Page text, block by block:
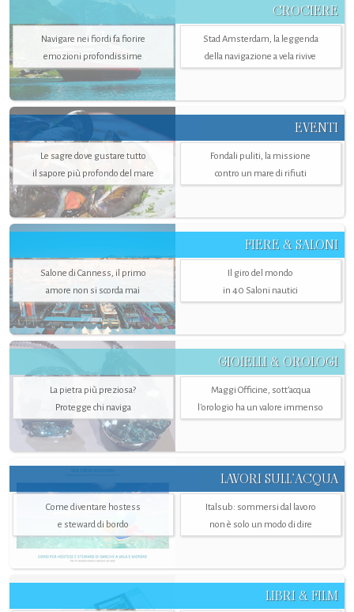
CROCIERE
Navigare nei fiordi fa fiorire
emozioni profondissime
Stad Amsterdam, la leggenda
della navigazione a vela rivive
EVENTI
Le sagre dove gustare tutto
il sapore più profondo del mare
Fondali puliti, la missione
contro un mare di rifiuti
FIERE & SALONI
Salone di Canness, il primo
amore non si scorda mai
Il giro del mondo
in 40 Saloni nautici
GIOIELLI & OROLOGI
La pietra più preziosa?
Protegge chi naviga
Maggi Officine, sott’acqua
l'orologio ha un valore immenso
LAVORI SULL’ACQUA
Come diventare hostess
e steward di bordo
Italsub: sommersi dal lavoro
non è solo un modo di dire
LIBRI & FILM